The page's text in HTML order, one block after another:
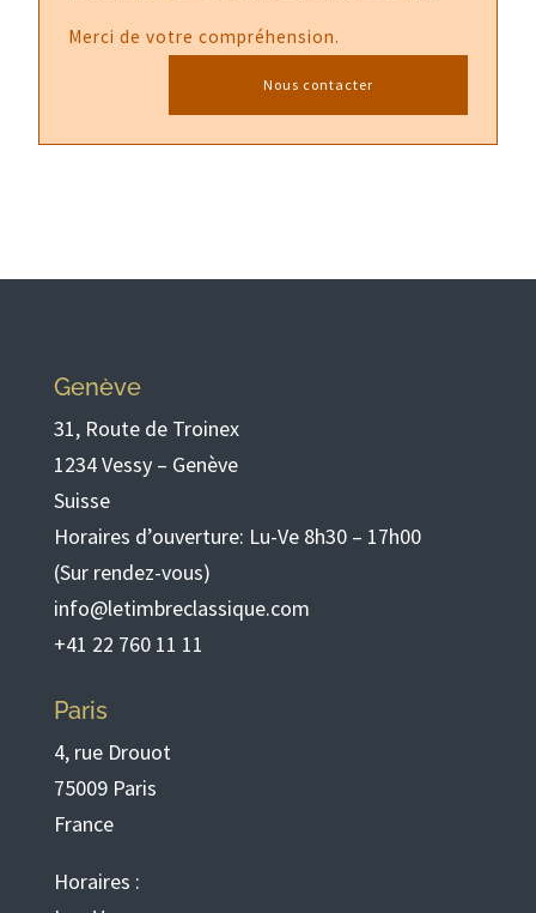
Merci de votre compréhension.
Nous contacter
Genève
31, Route de Troinex
1234 Vessy – Genève
Suisse
Horaires d’ouverture: Lu-Ve 8h30 – 17h00
(Sur rendez-vous)
info@letimbreclassique.com
+41 22 760 11 11
Paris
4, rue Drouot
75009 Paris
France
Horaires :